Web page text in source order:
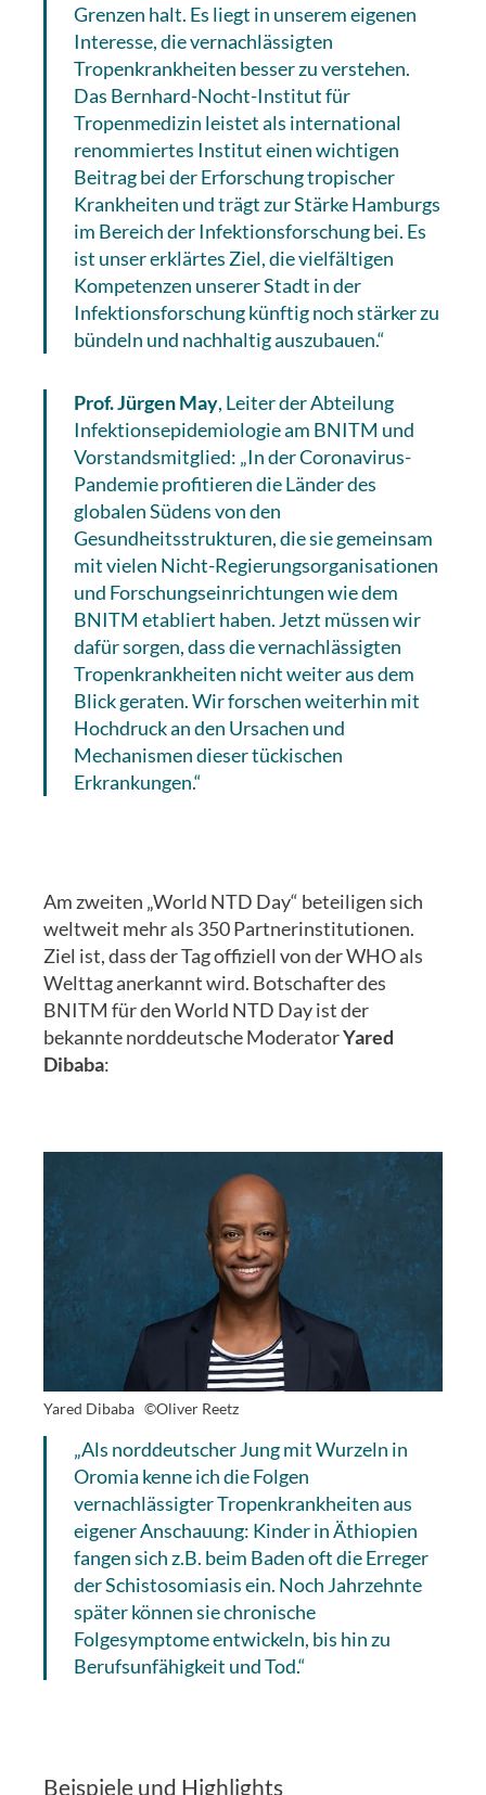
Grenzen halt. Es liegt in unserem eigenen
Interesse, die vernachlässigten
Tropenkrankheiten besser zu verstehen.
Das Bernhard-Nocht-Institut für
Tropenmedizin leistet als international
renommiertes Institut einen wichtigen
Beitrag bei der Erforschung tropischer
Krankheiten und trägt zur Stärke Hamburgs
im Bereich der Infektionsforschung bei. Es
ist unser erklärtes Ziel, die vielfältigen
Kompetenzen unserer Stadt in der
Infektionsforschung künftig noch stärker zu
bündeln und nachhaltig auszubauen.“
Prof. Jürgen May, Leiter der Abteilung
Infektionsepidemiologie am BNITM und
Vorstandsmitglied: „In der Coronavirus-
Pandemie profitieren die Länder des
globalen Südens von den
Gesundheitsstrukturen, die sie gemeinsam
mit vielen Nicht-Regierungsorganisationen
und Forschungseinrichtungen wie dem
BNITM etabliert haben. Jetzt müssen wir
dafür sorgen, dass die vernachlässigten
Tropenkrankheiten nicht weiter aus dem
Blick geraten. Wir forschen weiterhin mit
Hochdruck an den Ursachen und
Mechanismen dieser tückischen
Erkrankungen.“
Am zweiten „World NTD Day“ beteiligen sich
weltweit mehr als 350 Partnerinstitutionen.
Ziel ist, dass der Tag offiziell von der WHO als
Welttag anerkannt wird. Botschafter des
BNITM für den World NTD Day ist der
bekannte norddeutsche ModeratorYared
Dibaba:
Yared Dibaba ©Oliver Reetz
„Als norddeutscher Jung mit Wurzeln in
Oromia kenne ich die Folgen
vernachlässigter Tropenkrankheiten aus
eigener Anschauung: Kinder in Äthiopien
fangen sich z.B. beim Baden oft die Erreger
der Schistosomiasis ein. Noch Jahrzehnte
später können sie chronische
Folgesymptome entwickeln, bis hin zu
Berufsunfähigkeit und Tod.“
Beispiele und Highlights